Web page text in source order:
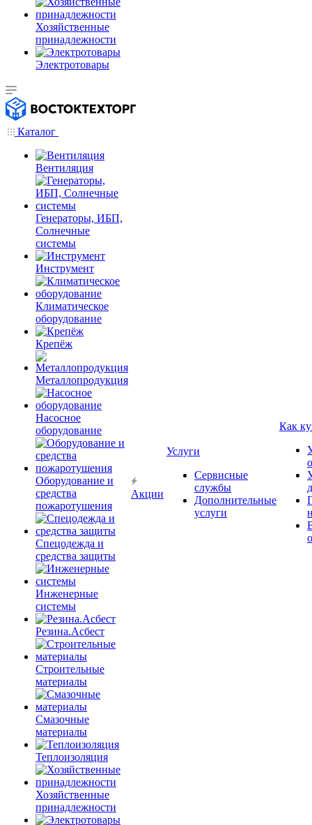
Хозяйственные
принадлежности
Электротовары
Каталог
Вентиляция
Генераторы, ИБП,
Солнечные
системы
Инструмент
Климатическое
оборудование
Крепёж
Металлопродукция
Насосное
оборудование
Оборудование и
средства
пожаротушения
Спецодежда и
средства защиты
Инженерные
системы
Резина.Асбест
Строительные
материалы
Смазочные
материалы
Теплоизоляция
Хозяйственные
принадлежности
Акции
Услуги
Сервисные
службы
Дополнительные
услуги
Как